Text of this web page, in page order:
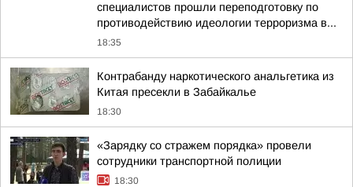
специалистов прошли переподготовку по
противодействию идеологии терроризма в...
18:35
Контрабанду наркотического анальгетика из
Китая пресекли в Забайкалье
18:30
«Зарядку со стражем порядка» провели
сотрудники транспортной полиции
18:30